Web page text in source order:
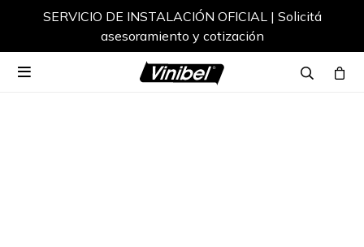
SERVICIO DE INSTALACIÓN OFICIAL | Solicitá
asesoramiento y cotización
